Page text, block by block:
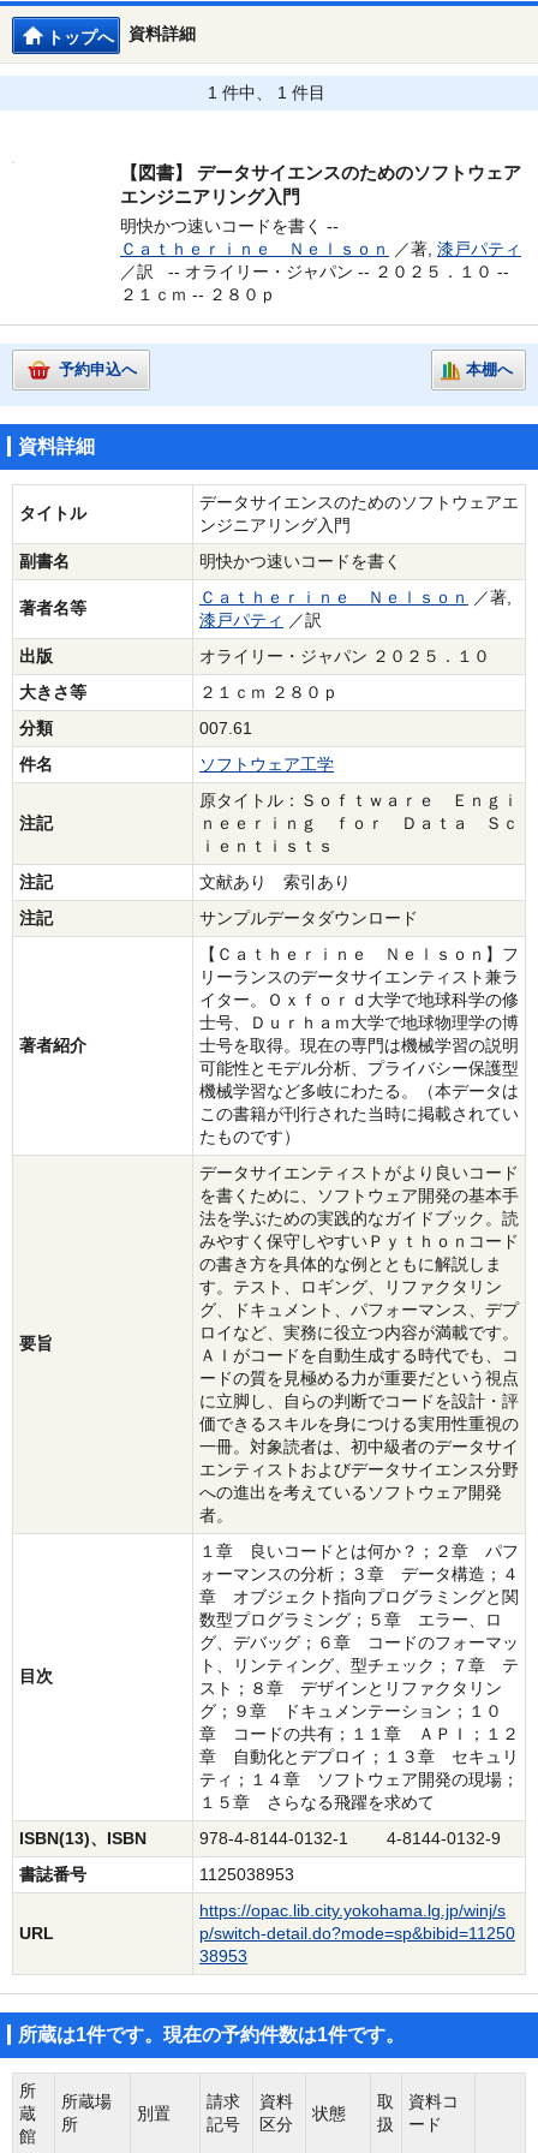
資料詳細
トップへ
1 件中、 1 件目
【図書】
データサイエンスのためのソフトウェア
エンジニアリング入門
明快かつ速いコードを書く --
Ｃａｔｈｅｒｉｎｅ Ｎｅｌｓｏｎ
／著, 漆戸パティ
／訳 -- オライリー・ジャパン -- ２０２５．１０ --
２１ｃｍ -- ２８０ｐ
予約申込へ 本棚へ
資料詳細
タイトル
データサイエンスのためのソフトウェアエ
ンジニアリング入門
副書名
明快かつ速いコードを書く
著者名等
Ｃａｔｈｅｒｉｎｅ Ｎｅｌｓｏｎ
／著,
漆戸パティ ／訳
出版
オライリー・ジャパン ２０２５．１０
大きさ等
２１ｃｍ ２８０ｐ
分類
007.61
件名
ソフトウェア工学
注記
原タイトル：Ｓｏｆｔｗａｒｅ Ｅｎｇｉ
ｎｅｅｒｉｎｇ ｆｏｒ Ｄａｔａ Ｓｃ
ｉｅｎｔｉｓｔｓ
注記
文献あり 索引あり
注記
サンプルデータダウンロード
著者紹介
【Ｃａｔｈｅｒｉｎｅ Ｎｅｌｓｏｎ】フ
リーランスのデータサイエンティスト兼ラ
イター。Ｏｘｆｏｒｄ大学で地球科学の修
士号、Ｄｕｒｈａｍ大学で地球物理学の博
士号を取得。現在の専門は機械学習の説明
可能性とモデル分析、プライバシー保護型
機械学習など多岐にわたる。（本データは
この書籍が刊行された当時に掲載されてい
たものです）
要旨
データサイエンティストがより良いコード
を書くために、ソフトウェア開発の基本手
法を学ぶための実践的なガイドブック。読
みやすく保守しやすいＰｙｔｈｏｎコード
の書き方を具体的な例とともに解説しま
す。テスト、ロギング、リファクタリン
グ、ドキュメント、パフォーマンス、デプ
ロイなど、実務に役立つ内容が満載です。
ＡＩがコードを自動生成する時代でも、コ
ードの質を見極める力が重要だという視点
に立脚し、自らの判断でコードを設計・評
価できるスキルを身につける実用性重視の
一冊。対象読者は、初中級者のデータサイ
エンティストおよびデータサイエンス分野
への進出を考えているソフトウェア開発
者。
目次
１章 良いコードとは何か？；２章 パフ
ォーマンスの分析；３章 データ構造；４
章 オブジェクト指向プログラミングと関
数型プログラミング；５章 エラー、ロ
グ、デバッグ；６章 コードのフォーマッ
ト、リンティング、型チェック；７章 テ
スト；８章 デザインとリファクタリン
グ；９章 ドキュメンテーション；１０
章 コードの共有；１１章 ＡＰＩ；１２
章 自動化とデプロイ；１３章 セキュリ
ティ；１４章 ソフトウェア開発の現場；
１５章 さらなる飛躍を求めて
ISBN(13)、ISBN
978-4-8144-0132-1 4-8144-0132-9
書誌番号
1125038953
URL
https://opac.lib.city.yokohama.lg.jp/winj/s
p/switch-detail.do?mode=sp&bibid=11250
38953
所蔵は1件です。現在の予約件数は1件です。
所
蔵
館
所蔵場
所
別置
請求
記号
資料
区分
状態
取
扱
資料コ
ード